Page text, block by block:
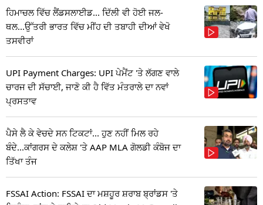
ਹਿਮਾਚਲ ਵਿੱਚ ਲੈਂਡਸਲਾਈਡ... ਦਿੱਲੀ ਵੀ ਹੋਈ ਜਲ-
ਥਲ...ਉੱਤਰੀ ਭਾਰਤ ਵਿੱਚ ਮੀਂਹ ਦੀ ਤਬਾਹੀ ਦੀਆਂ ਵੇਖੋ
ਤਸਵੀਰਾਂ
UPI Payment Charges: UPI ਪੇਮੈਂਟ 'ਤੇ ਲੱਗਣ ਵਾਲੇ
ਚਾਰਜ ਦੀ ਸੱਚਾਈ, ਜਾਣੋ ਕੀ ਹੈ ਵਿੱਤ ਮੰਤਰਾਲੇ ਦਾ ਨਵਾਂ
ਪ੍ਰਸਤਾਵ
ਪੈਸੇ ਲੈ ਕੇ ਵੇਚਦੇ ਸਨ ਟਿਕਟਾਂ... ਹੁਣ ਨਹੀਂ ਮਿਲ ਰਹੇ
ਬੰਦੇ...ਕਾਂਗਰਸ ਦੇ ਕਲੇਸ਼ 'ਤੇ AAP MLA ਗੋਲਡੀ ਕੰਬੋਜ ਦਾ
ਤਿੱਖਾ ਤੰਜ
FSSAI Action: FSSAI ਦਾ ਮਸ਼ਹੂਰ ਸ਼ਰਾਬ ਬ੍ਰਾਂਡਸ 'ਤੇ